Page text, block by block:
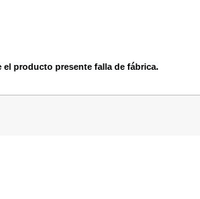
producto presente falla de fábrica.